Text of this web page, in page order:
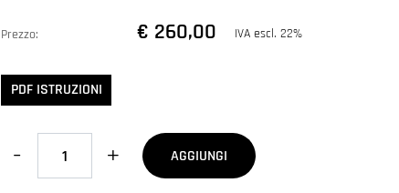
Prezzo: € 260,00 IVA escl. 22%
PDF ISTRUZIONI
Quantità
AGGIUNGI